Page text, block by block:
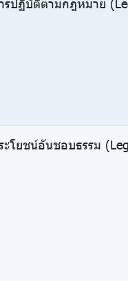
รปฏิบัติตามกฎหมาย
ะโยชน์อันชอบธรรม